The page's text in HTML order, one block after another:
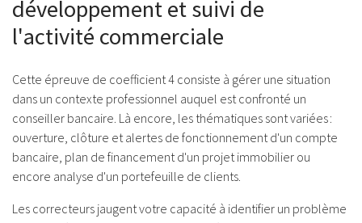
développement et suivi de
l'activité commerciale
Cette épreuve de coefficient 4 consiste à gérer une situation
dans un contexte professionnel auquel est confronté un
conseiller bancaire. Là encore, les thématiques sont variées :
ouverture, clôture et alertes de fonctionnement d'un compte
bancaire, plan de financement d'un projet immobilier ou
encore analyse d'un portefeuille de clients.
Les correcteurs jaugent votre capacité à identifier un problème